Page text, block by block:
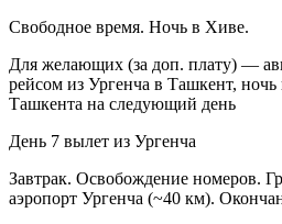
Свободное время. Ночь в Хиве.
Для желающих (за доп. плату) —
рейсом из Ургенча в Ташкент,
Ташкента на следующий день
День 7 вылет из Ургенча
Завтрак. Освобождение номеров.
аэропорт Ургенча (~40 км).